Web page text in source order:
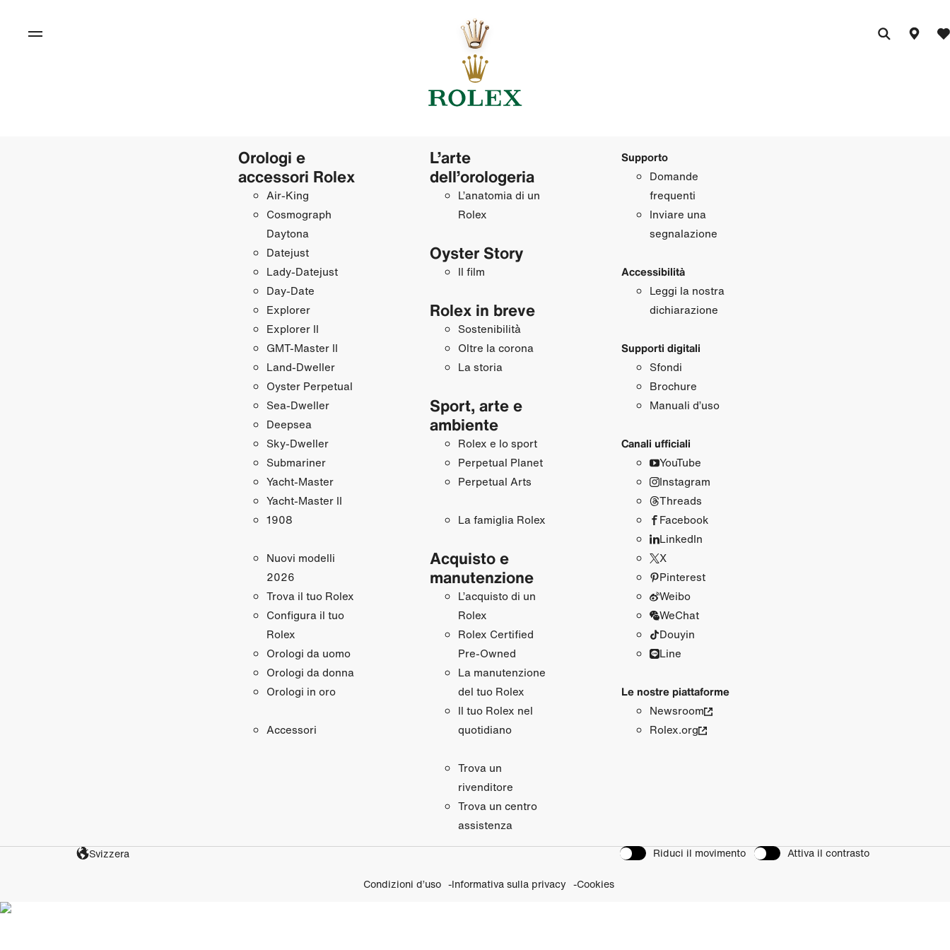
Orologi e
accessori Rolex
Air‑King
Cosmograph
Daytona
Datejust
Lady‑Datejust
Day‑Date
Explorer
Explorer II
GMT‑Master II
Land‑Dweller
Oyster Perpetual
Sea‑Dweller
Deepsea
Sky‑Dweller
Submariner
Yacht‑Master
Yacht‑Master II
1908
Nuovi modelli
2026
Trova il tuo Rolex
Configura il tuo
Rolex
Orologi da uomo
Orologi da donna
Orologi in oro
Accessori
L’arte
dell’orologeria
L’anatomia di un
Rolex
Oyster Story
Il film
Rolex in breve
Sostenibilità
Oltre la corona
La storia
Sport, arte e
ambiente
Rolex e lo sport
Perpetual Planet
Perpetual Arts
La famiglia Rolex
Acquisto e
manutenzione
L’acquisto di un
Rolex
Rolex Certified
Pre‑Owned
La manutenzione
del tuo Rolex
Il tuo Rolex nel
quotidiano
Trova un
rivenditore
Trova un centro
assistenza
Supporto
Domande
frequenti
Inviare una
segnalazione
Accessibilità
Leggi la nostra
dichiarazione
Supporti digitali
Sfondi
Brochure
Manuali d’uso
Canali ufficiali
YouTube
Instagram
Threads
Facebook
LinkedIn
X
Pinterest
Weibo
WeChat
Douyin
Line
Le nostre piattaforme
Newsroom
Rolex.org
Svizzera Riduci il movimento Attiva il contrasto
Condizioni d’uso Informativa sulla privacy Cookies